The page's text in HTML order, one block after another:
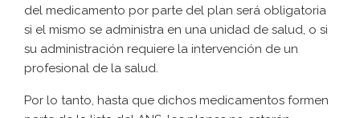
del medicamento por parte del plan será obligatoria
si el mismo se administra en una unidad de salud, o si
su administración requiere la intervención de un
profesional de la salud.
Por lo tanto, hasta que dichos medicamentos formen